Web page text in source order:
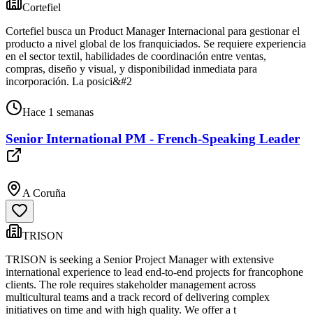
Cortefiel
Cortefiel busca un Product Manager Internacional para gestionar el
producto a nivel global de los franquiciados. Se requiere experiencia
en el sector textil, habilidades de coordinación entre ventas,
compras, diseño y visual, y disponibilidad inmediata para
incorporación. La posici&#2
Hace 1 semanas
Senior International PM - French-Speaking Leader
A Coruña
TRISON
TRISON is seeking a Senior Project Manager with extensive
international experience to lead end-to-end projects for francophone
clients. The role requires stakeholder management across
multicultural teams and a track record of delivering complex
initiatives on time and with high quality. We offer a t